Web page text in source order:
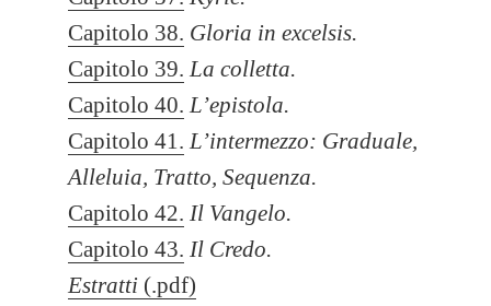
Capitolo 38. Gloria in excelsis.
Capitolo 39. La colletta.
Capitolo 40. L’epistola.
Capitolo 41. L’intermezzo: Graduale,
Alleluia, Tratto, Sequenza.
Capitolo 42. Il Vangelo.
Capitolo 43. Il Credo.
Estratti (.pdf)